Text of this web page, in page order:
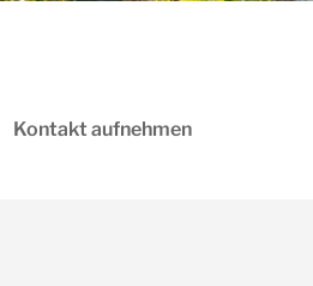
Kontakt aufnehmen